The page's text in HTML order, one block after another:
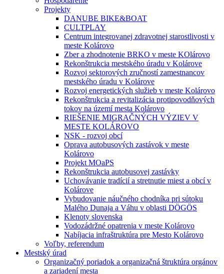
Projekty
DANUBE BIKE&BOAT
CULTPLAY
Centrum integrovanej zdravotnej starostlivosti v
meste Kolárovo
Zber a zhodnotenie BRKO v meste KOlárovo
Rekonštrukcia mestského úradu v Kolárove
Rozvoj sektorových zručností zamestnancov
mestského úradu v Kolárove
Rozvoj energetických služieb v meste Kolárovo
Rekonštrukcia a revitalizácia protipovodňových
tokov na území mesta Kolárovo
RIEŠENIE MIGRAČNÝCH VÝZIEV V
MESTE KOLÁROVO
NSK - rozvoj obcí
Oprava autobusových zastávok v meste
Kolárovo
Projekt MOaPS
Rekonštrukcia autobusovej zastávky
Uchovávanie tradícií a stretnutie miest a obcí v
Kolárove
Vybudovanie náučného chodníka pri sútoku
Malého Dunaja a Váhu v oblasti DÖGÖS
Klenoty slovenska
Vodozádržné opatrenia v meste Kolárovo
Nabíjacia infraštruktúra pre Mesto Kolárovo
Voľby, referendum
Mestský úrad
Organizačný poriadok a organizačná štruktúra orgánov
a zariadení mesta